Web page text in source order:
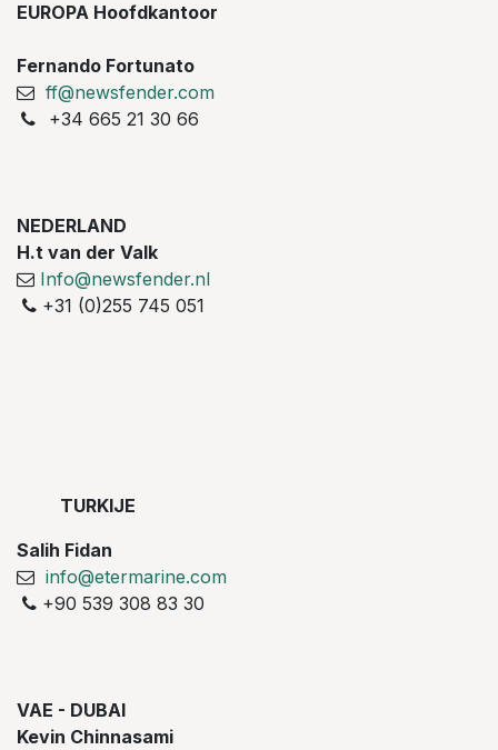
EUROPA Hoofdkantoor
Fernando Fortunato
ff@newsfender.com
+34 665 21 30 66
NEDERLAND
H.t van der Valk
Info@newsfender.nl
+31 (0)255 745 051
TURKIJE
Salih Fidan
info@etermarine.com
+90 539 308 83 30
VAE - DUBAI
Kevin Chinnasami